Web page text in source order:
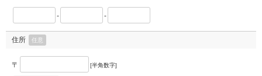
- -
住所 任意
〒 [半角数字]